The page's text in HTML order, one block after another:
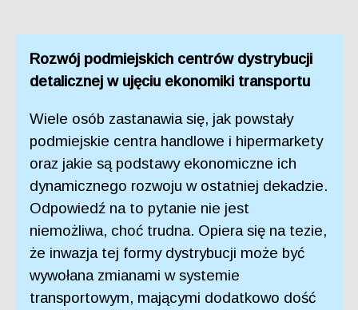
Rozwój podmiejskich centrów dystrybucji
detalicznej w ujęciu ekonomiki transportu
Wiele osób zastanawia się, jak powstały
podmiejskie centra handlowe i hipermarkety
oraz jakie są podstawy ekonomiczne ich
dynamicznego rozwoju w ostatniej dekadzie.
Odpowiedź na to pytanie nie jest
niemożliwa, choć trudna. Opiera się na tezie,
że inwazja tej formy dystrybucji może być
wywołana zmianami w systemie
transportowym, mającymi dodatkowo dość